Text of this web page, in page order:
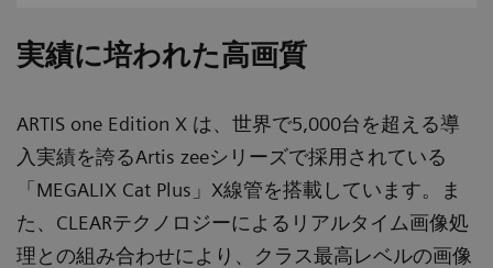
実績に培われた高画質
ARTIS one Edition X は、世界で5,000台を超える導
入実績を誇るArtis zeeシリーズで採用されている
「MEGALIX Cat Plus」X線管を搭載しています。ま
た、CLEARテクノロジーによるリアルタイム画像処
理との組み合わせにより、クラス最高レベルの画像